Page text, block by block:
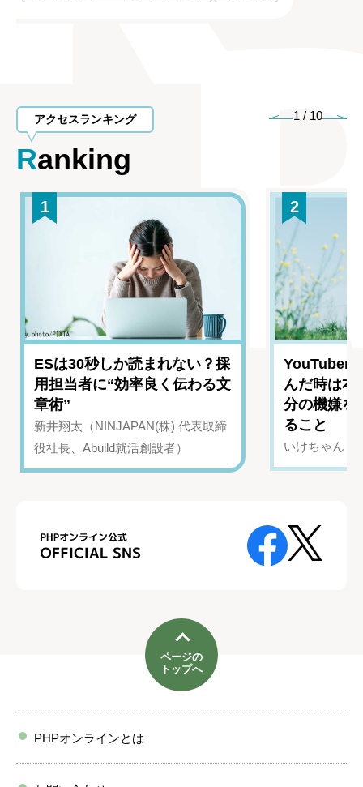
アクセスランキング
Ranking
1 / 10
1
ESは30秒しか読まれない？採
用担当者に“効率良く伝わる文
章術”
新井翔太（NINJAPAN(株) 代表取締
役社長、Abuild就活創設者）
2
YouTuber
んだ時は
分の機嫌を
ること
いけちゃん（
ページの
トップへ
PHPオンラインとは